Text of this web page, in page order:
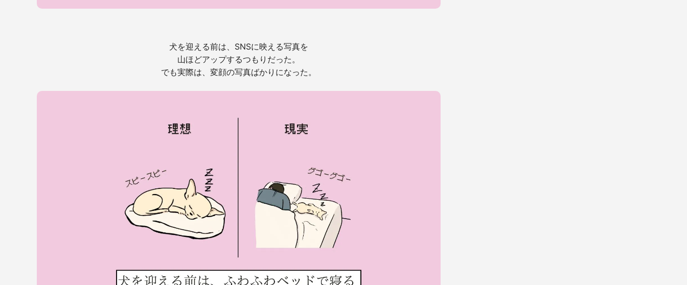
犬を迎える前は、SNSに映える写真を
山ほどアップするつもりだった。
でも実際は、変顔の写真ばかりになった。